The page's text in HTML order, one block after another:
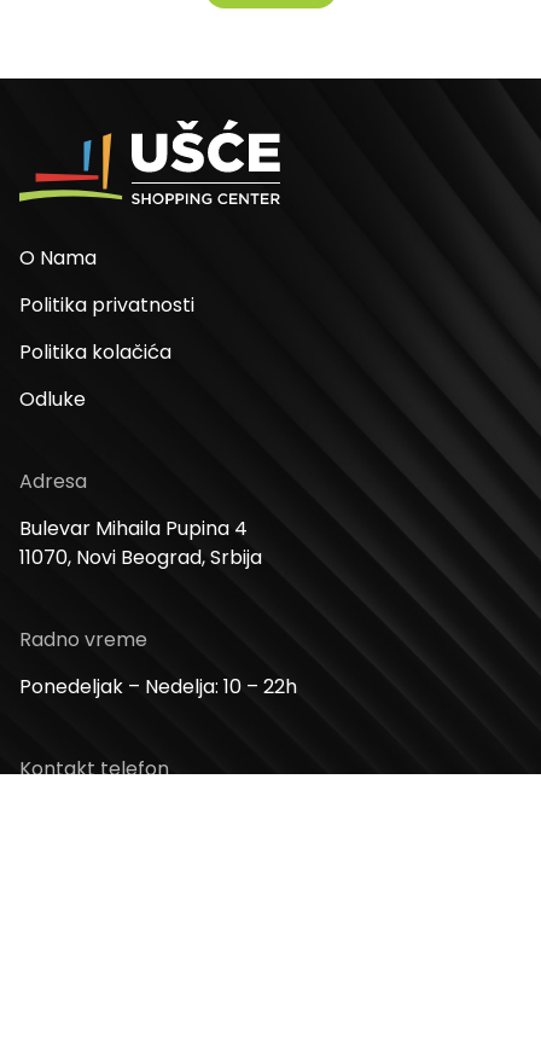
O Nama
Politika privatnosti
Politika kolačića
Odluke
Adresa
Bulevar Mihaila Pupina 4
11070, Novi Beograd, Srbija
Radno vreme
Ponedeljak – Nedelja: 10 – 22h
Kontakt telefon